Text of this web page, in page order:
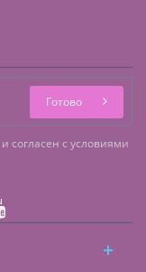
и согласен с условиями
Готово